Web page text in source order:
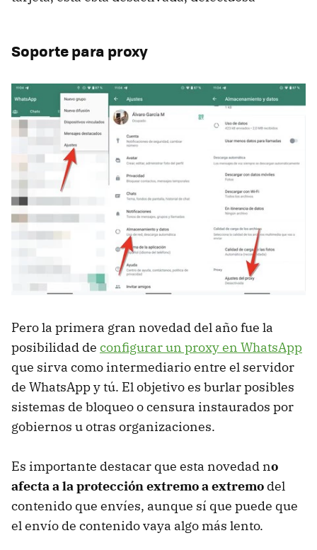
Soporte para proxy
Pero la primera gran novedad del año fue la
posibilidad de configurar un proxy en WhatsApp
que sirva como intermediario entre el servidor
de WhatsApp y tú. El objetivo es burlar posibles
sistemas de bloqueo o censura instaurados por
gobiernos u otras organizaciones.
Es importante destacar que esta novedad no
afecta a la protección extremo a extremo del
contenido que envíes, aunque sí que puede que
el envío de contenido vaya algo más lento.